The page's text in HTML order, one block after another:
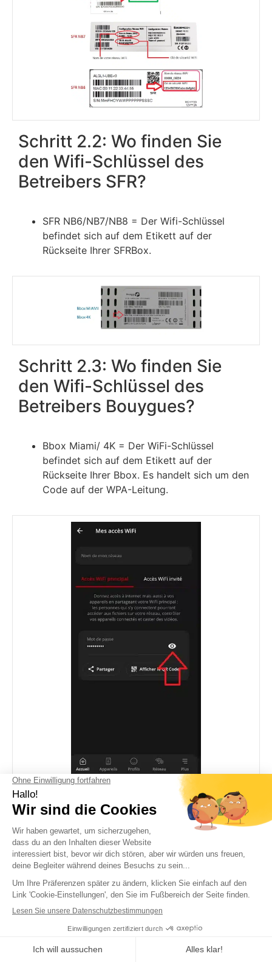
Schritt 2.2: Wo finden Sie
den Wifi-Schlüssel des
Betreibers SFR?
SFR NB6/NB7/NB8 = Der Wifi-Schlüssel
befindet sich auf dem Etikett auf der
Rückseite Ihrer SFRBox.
Schritt 2.3: Wo finden Sie
den Wifi-Schlüssel des
Betreibers Bouygues?
Bbox Miami/ 4K = Der WiFi-Schlüssel
befindet sich auf dem Etikett auf der
Rückseite Ihrer Bbox. Es handelt sich um den
Code auf der WPA-Leitung.
Schritt 2.4: Wo finden Sie
den Wifi-Schlüssel für den
Freebox-Betreiber?
Frееbох Dеltа/Рор/Revоlutіоn/mіnі/Оnе/4G+/
Сrуѕtаl
Vеuіllеz teleсhаrgеr lе аррlісаtіоn „Frееbох
Gооglе Рlауѕtоrе.